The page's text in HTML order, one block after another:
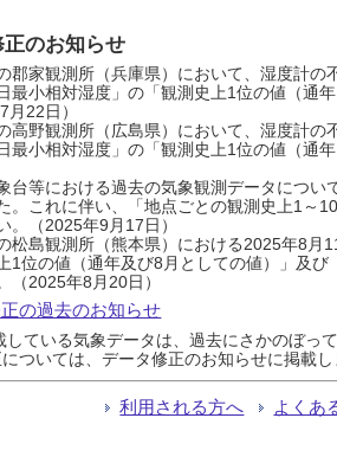
正のお知らせ
郡家観測所（兵庫県）において、湿度計
最小相対湿度」の「観測史上1位の値（通
月22日）
高野観測所（広島県）において、湿度計
最小相対湿度」の「観測史上1位の値（通
台等における過去の気象観測データにつ
。これに伴い、「地点ごとの観測史上1～
。（2025年9月17日）
松島観測所（熊本県）における2025年8月
1位の値（通年及び8月としての値）」及
（2025年8月20日）
の過去のお知らせ
ている気象データは、過去にさかのぼっ
ついては、データ修正のお知らせに掲載し
利用される方へ よくあ